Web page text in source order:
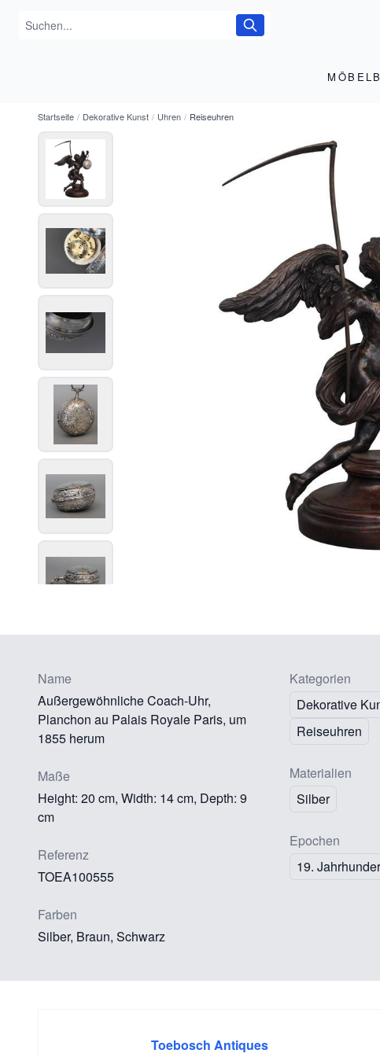
MÖBEL
Startseite / Dekorative Kunst / Uhren / Reiseuhren
Name
Außergewöhnliche Coach-Uhr,
Planchon au Palais Royale Paris, um
1855 herum
Maße
Height: 20 cm, Width: 14 cm, Depth: 9
cm
Referenz
TOEA100555
Farben
Silber, Braun, Schwarz
Kategorien
Dekorative
Reiseuhren
Materialien
Silber
Epochen
19.
Toebosch Antiques